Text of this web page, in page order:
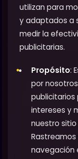
utilizan para
y adaptados a
medir la
publicitarias.
Propósito:
por
publicitarios
intereses y
nuestro
navegación